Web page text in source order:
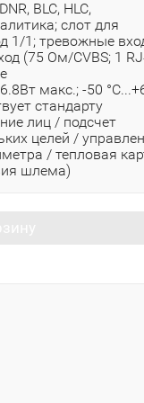
BLC, HLC,
слот для
1/1; тревожные
(75 Ом/CVBS; 1
макс.; -50
стандарту
лиц / подсчет
целей /
/ тепловая
шлема)